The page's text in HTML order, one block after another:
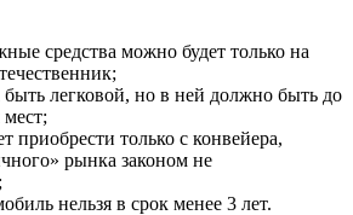
средства можно будет только на
легковой, но в ней должно быть до
приобрести только с конвейера,
рынка законом не
нельзя в срок менее 3 лет.